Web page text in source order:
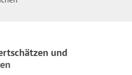
und